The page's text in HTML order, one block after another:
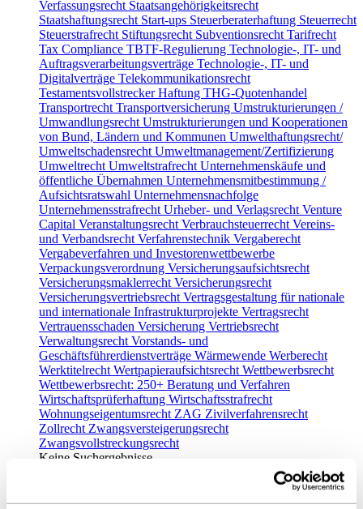
Verfassungsrecht Staatsangehörigkeitsrecht
Staatshaftungsrecht Start-ups Steuerberaterhaftung Steuerrecht
Steuerstrafrecht Stiftungsrecht Subventionsrecht Tarifrecht
Tax Compliance TBTF-Regulierung Technologie-, IT- und
Auftragsverarbeitungsverträge Technologie-, IT- und
Digitalverträge Telekommunikationsrecht
Testamentsvollstrecker Haftung THG-Quotenhandel
Transportrecht Transportversicherung Umstrukturierungen /
Umwandlungsrecht Umstrukturierungen und Kooperationen
von Bund, Ländern und Kommunen Umwelthaftungsrecht/
Umweltschadensrecht Umweltmanagement/Zertifizierung
Umweltrecht Umweltstrafrecht Unternehmenskäufe und
öffentliche Übernahmen Unternehmensmitbestimmung /
Aufsichtsratswahl Unternehmensnachfolge
Unternehmensstrafrecht Urheber- und Verlagsrecht Venture
Capital Veranstaltungsrecht Verbrauchsteuerrecht Vereins-
und Verbandsrecht Verfahrenstechnik Vergaberecht
Vergabeverfahren und Investorenwettbewerbe
Verpackungsverordnung Versicherungsaufsichtsrecht
Versicherungsmaklerrecht Versicherungsrecht
Versicherungsvertriebsrecht Vertragsgestaltung für nationale
und internationale Infrastrukturprojekte Vertragsrecht
Vertrauensschaden Versicherung Vertriebsrecht
Verwaltungsrecht Vorstands- und
Geschäftsführerdienstverträge Wärmewende Werberecht
Werktitelrecht Wertpapieraufsichtsrecht Wettbewerbsrecht
Wettbewerbsrecht: 250+ Beratung und Verfahren
Wirtschaftsprüferhaftung Wirtschaftsstrafrecht
Wohnungseigentumsrecht ZAG Zivilverfahrensrecht
Zollrecht Zwangsversteigerungsrecht
Zwangsvollstreckungsrecht
Keine Suchergebnisse
HamburgKöln
MünchenStuttgart